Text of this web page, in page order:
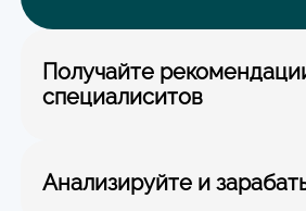
Получайте
специалиситов
Анализируйте и